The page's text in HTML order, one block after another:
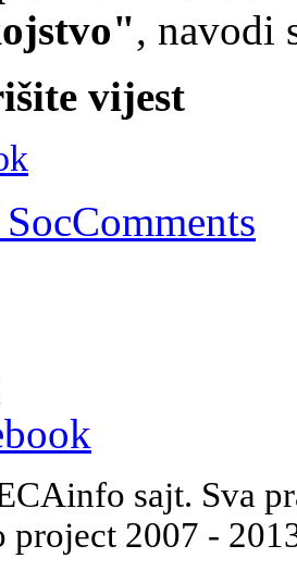
, navodi
vijest
sajt. Sva
2007 -